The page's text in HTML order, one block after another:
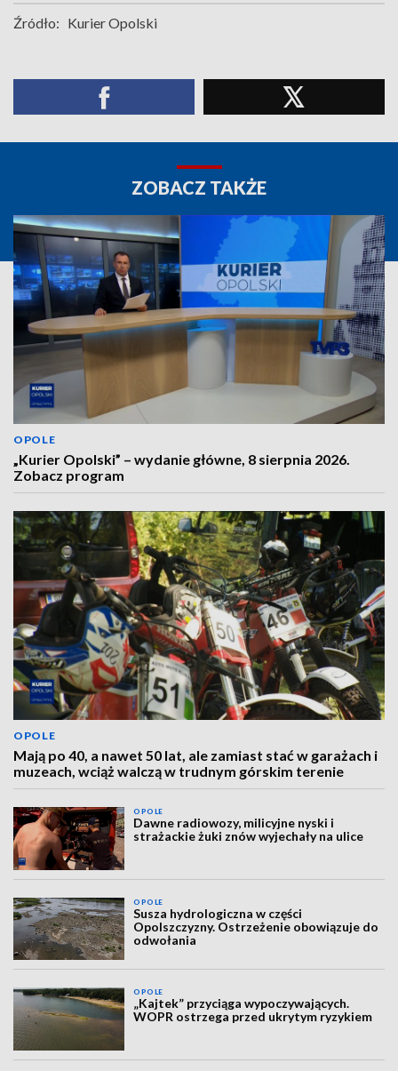
Źródło: Kurier Opolski
ZOBACZ TAKŻE
OPOLE
„Kurier Opolski” – wydanie główne, 8 sierpnia 2026.
Zobacz program
OPOLE
Mają po 40, a nawet 50 lat, ale zamiast stać w garażach i
muzeach, wciąż walczą w trudnym górskim terenie
OPOLE
Dawne radiowozy, milicyjne nyski i
strażackie żuki znów wyjechały na ulice
OPOLE
Susza hydrologiczna w części
Opolszczyzny. Ostrzeżenie obowiązuje do
odwołania
OPOLE
„Kajtek” przyciąga wypoczywających.
WOPR ostrzega przed ukrytym ryzykiem